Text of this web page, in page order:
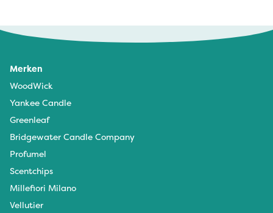
Merken
WoodWick
Yankee Candle
Greenleaf
Bridgewater Candle Company
Profumel
Scentchips
Millefiori Milano
Vellutier